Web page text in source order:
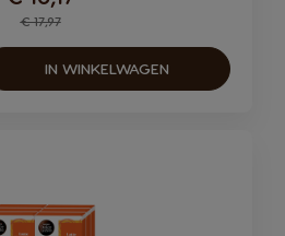
Regular Price
€ 17,97
IN WINKELWAGEN